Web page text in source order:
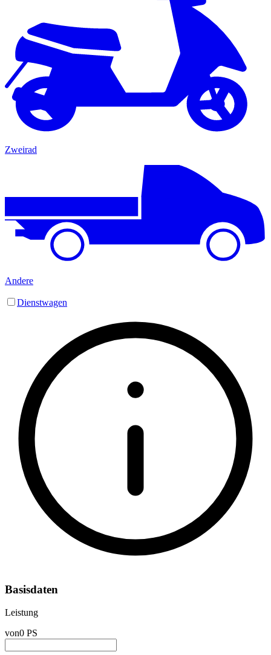
Zweirad
Andere
Dienstwagen
Basisdaten
Leistung
von0 PS